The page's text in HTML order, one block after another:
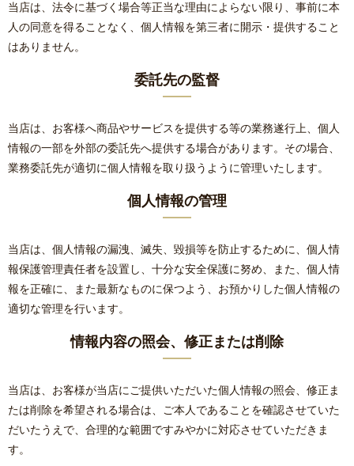
当店は、法令に基づく場合等正当な理由によらない限り、事前に本
人の同意を得ることなく、個人情報を第三者に開示・提供すること
はありません。
委託先の監督
当店は、お客様へ商品やサービスを提供する等の業務遂行上、個人
情報の一部を外部の委託先へ提供する場合があります。その場合、
業務委託先が適切に個人情報を取り扱うように管理いたします。
個人情報の管理
当店は、個人情報の漏洩、滅失、毀損等を防止するために、個人情
報保護管理責任者を設置し、十分な安全保護に努め、また、個人情
報を正確に、また最新なものに保つよう、お預かりした個人情報の
適切な管理を行います。
情報内容の照会、修正または削除
当店は、お客様が当店にご提供いただいた個人情報の照会、修正ま
たは削除を希望される場合は、ご本人であることを確認させていた
だいたうえで、合理的な範囲ですみやかに対応させていただきま
す。